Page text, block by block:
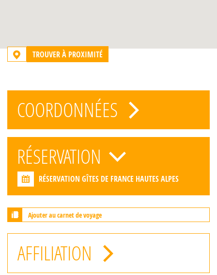
TROUVER À PROXIMITÉ
COORDONNÉES
RÉSERVATION
RÉSERVATION GÎTES DE FRANCE HAUTES ALPES
Ajouter au carnet de voyage
AFFILIATION